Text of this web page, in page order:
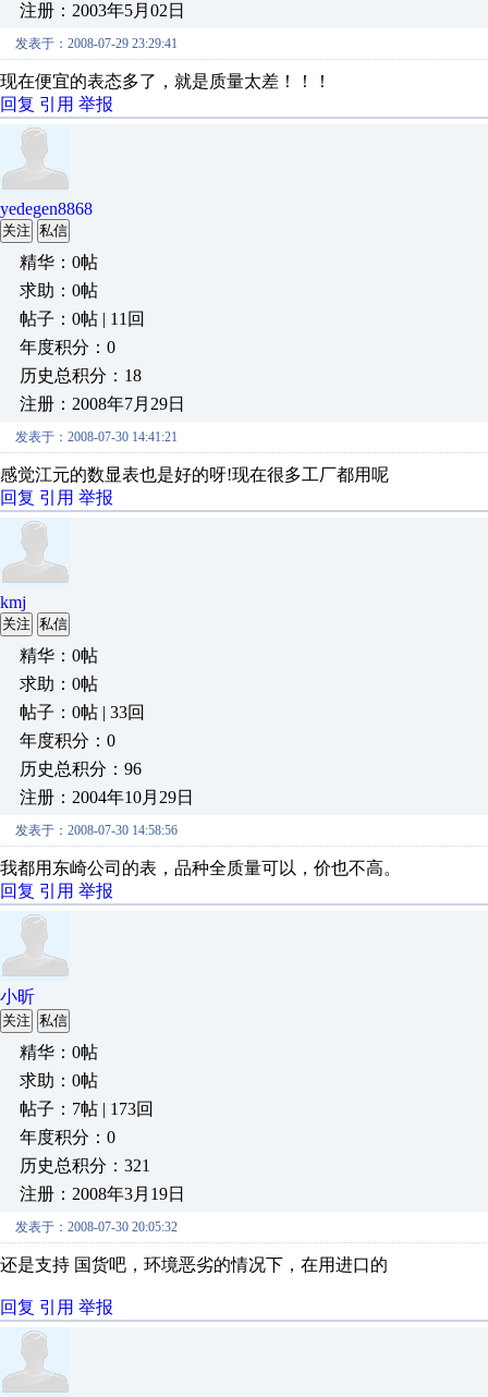
注册：2003年5月02日
发表于：2008-07-29 23:29:41
现在便宜的表态多了，就是质量太差！！！
回复 引用 举报
yedegen8868
关注 私信
精华：0帖
求助：0帖
帖子：0帖 | 11回
年度积分：0
历史总积分：18
注册：2008年7月29日
发表于：2008-07-30 14:41:21
感觉江元的数显表也是好的呀!现在很多工厂都用呢
回复 引用 举报
kmj
关注 私信
精华：0帖
求助：0帖
帖子：0帖 | 33回
年度积分：0
历史总积分：96
注册：2004年10月29日
发表于：2008-07-30 14:58:56
我都用东崎公司的表，品种全质量可以，价也不高。
回复 引用 举报
小昕
关注 私信
精华：0帖
求助：0帖
帖子：7帖 | 173回
年度积分：0
历史总积分：321
注册：2008年3月19日
发表于：2008-07-30 20:05:32
还是支持 国货吧，环境恶劣的情况下，在用进口的
回复 引用 举报